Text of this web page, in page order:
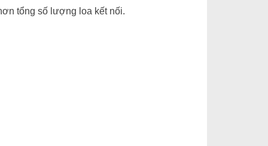
tổng số lượng loa kết nối.